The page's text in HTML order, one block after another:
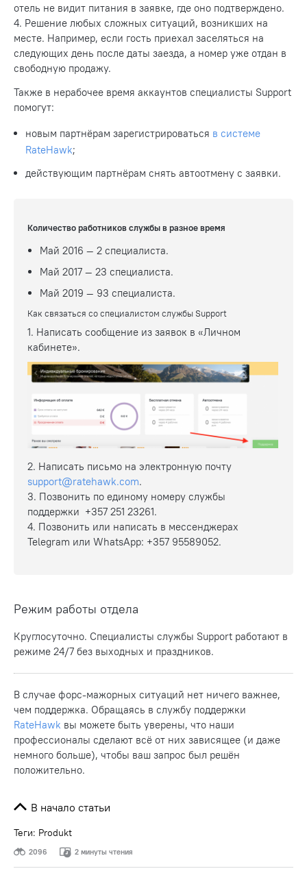
отель не видит питания в заявке, где оно подтверждено.
4. Решение любых сложных ситуаций, возникших на
месте. Например, если гость приехал заселяться на
следующих день после даты заезда, а номер уже отдан в
свободную продажу.
Также в нерабочее время аккаунтов специалисты Support
помогут:
новым партнёрам зарегистрироваться в системе
RateHawk;
действующим партнёрам снять автоотмену с заявки.
Количество работников службы в разное время
Май 2016 — 2 специалиста.
Май 2017 — 23 специалиста.
Май 2019 — 93 специалиста.
Как связаться со специалистом службы Support
1. Написать сообщение из заявок в «Личном
кабинете».
2. Написать письмо на электронную почту
support@ratehawk.com.
3. Позвонить по единому номеру службы
поддержки +357 251 23261.
4. Позвонить или написать в мессенджерах
Telegram или WhatsApp: +357 95589052.
Режим работы отдела
Круглосуточно. Специалисты службы Support работают в
режиме 24/7 без выходных и праздников.
В случае форс-мажорных ситуаций нет ничего важнее,
чем поддержка. Обращаясь в службу поддержки
RateHawk вы можете быть уверены, что наши
профессионалы сделают всё от них зависящее (и даже
немного больше), чтобы ваш запрос был решён
положительно.
Теги: Produkt
В начало статьи
2096 2 минуты чтения